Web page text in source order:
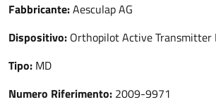
Fabbricante:Aesculap AG
Dispositivo: Orthopilot Active Transmitter
Tipo: MD
Numero Riferimento: 2009-9971